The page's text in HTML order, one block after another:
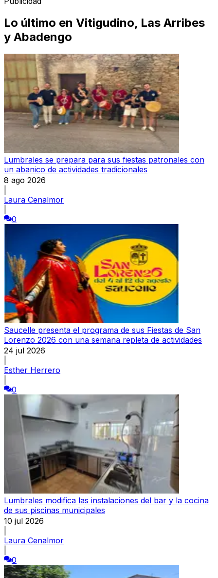
Lo último en Vitigudino, Las Arribes
y Abadengo
Lumbrales se prepara para sus fiestas patronales con
un abanico de actividades tradicionales
8 ago 2026
Laura Cenalmor
0
Saucelle presenta el programa de sus Fiestas de San
Lorenzo 2026 con una semana repleta de actividades
24 jul 2026
Esther Herrero
0
Lumbrales modifica las instalaciones del bar y la cocina
de sus piscinas municipales
10 jul 2026
Laura Cenalmor
0